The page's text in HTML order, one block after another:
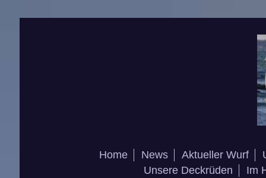
Home News Aktueller Wurf
Unsere Deckrüden
Im